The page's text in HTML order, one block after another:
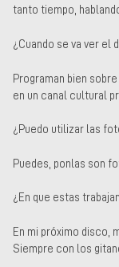
tanto tiempo,
¿Cuando se va ver el
Programan bien
en un canal cultural
¿Puedo utilizar las
Puedes, ponlas son
¿En que estas
En mi próximo disco,
Siempre con los